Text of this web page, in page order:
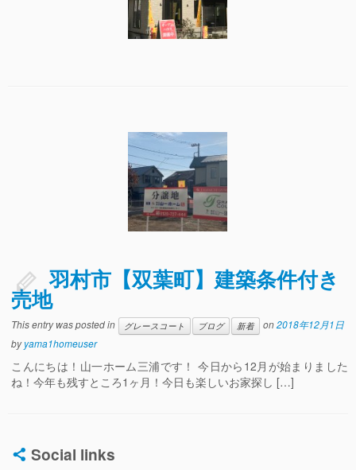
羽村市【双葉町】建築条件付き
売地
This entry was posted in グレースコート ブログ 新着 on2018年12月1日
byyama1homeuser
こんにちは！山一ホーム三浦です！ 今日から12月が始まりました
ね！今年も残すところ1ヶ月！今日も楽しいお家探し […]
Social links